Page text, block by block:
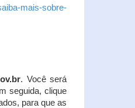
mais-sobre-
. Você será
seguida, clique
para que as